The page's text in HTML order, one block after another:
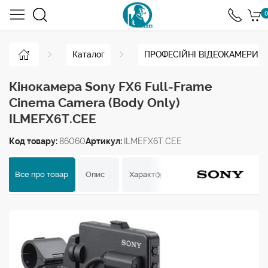
0
Каталог ПРОФЕСІЙНІ ВІДЕОКАМЕРИ
Кінокамера Sony FX6 Full-Frame
Cinema Camera (Body Only)
ILMEFX6T.CEE
Код товару:86060Артикул: ILMEFX6T.CEE
Все про товар Опис Характеристики Відгуки